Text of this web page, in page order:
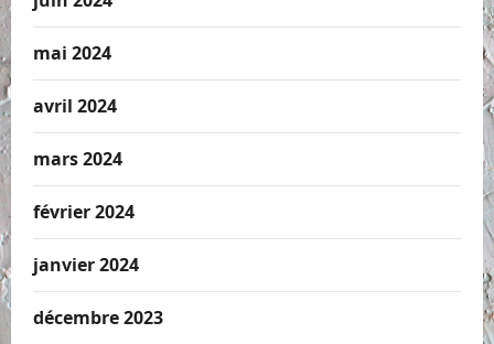
mai 2024
avril 2024
mars 2024
février 2024
janvier 2024
décembre 2023